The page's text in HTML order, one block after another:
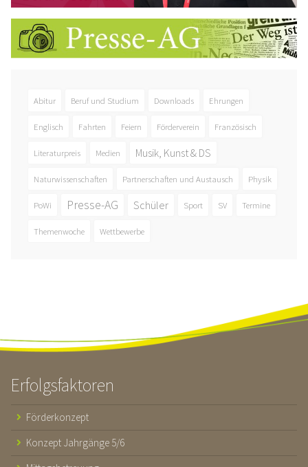
Abitur Beruf und Studium Downloads Ehrungen
Englisch Fahrten Feiern Förderverein Französisch
Literaturpreis Medien Musik, Kunst & DS
Naturwissenschaften Partnerschaften und Austausch Physik
PoWi Presse-AG Schüler Sport SV Termine
Themenwoche Wettbewerbe
Erfolgsfaktoren
Förderkonzept
Konzept Jahrgänge 5/6